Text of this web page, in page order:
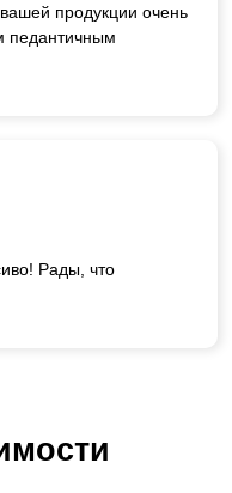
продукции очень
педантичным
Рады, что